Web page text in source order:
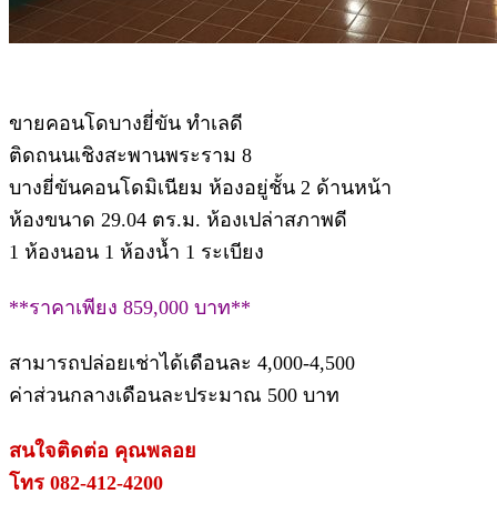
ขายคอนโดบางยี่ขัน ทำเลดี
ติดถนนเชิงสะพานพระราม 8
บางยี่ขันคอนโดมิเนียม ห้องอยู่ชั้น 2 ด้านหน้า
ห้องขนาด 29.04 ตร.ม. ห้องเปล่าสภาพดี
1 ห้องนอน 1 ห้องน้ำ 1 ระเบียง
**ราคาเพียง 859,000 บาท**
สามารถปล่อยเช่าได้เดือนละ 4,000-4,500
ค่าส่วนกลางเดือนละประมาณ 500 บาท
สนใจติดต่อ คุณพลอย
โทร 082-412-4200